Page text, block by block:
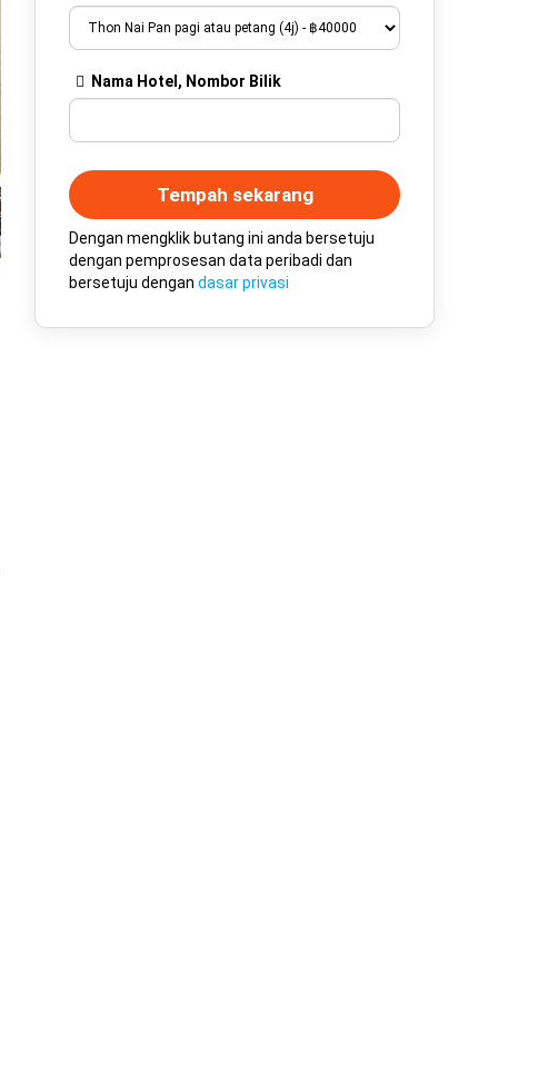
Nama Hotel, Nombor Bilik
Tempah sekarang
Dengan mengklik butang ini anda bersetuju
dengan pemprosesan data peribadi dan
bersetuju dengan dasar privasi